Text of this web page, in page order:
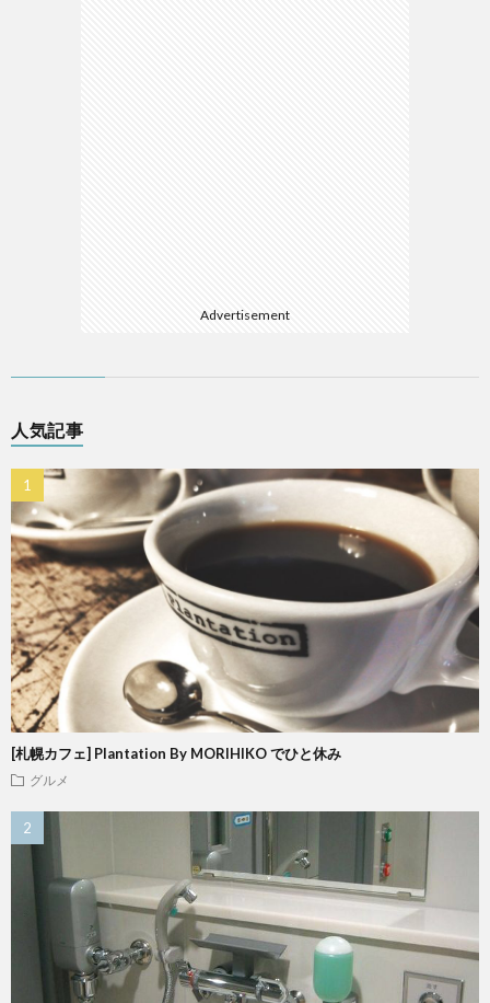
Advertisement
人気記事
[札幌カフェ] Plantation By MORIHIKO でひと休み
グルメ